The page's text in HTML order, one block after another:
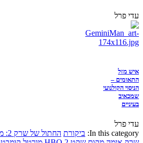
עדי פרל
איש מזל
התאומים –
הניסוי הקולנועי
שמכאיב
בעיניים
עדי פרל
In this category: ביקורת החתול של שרק 2: משאלה אחת ודי